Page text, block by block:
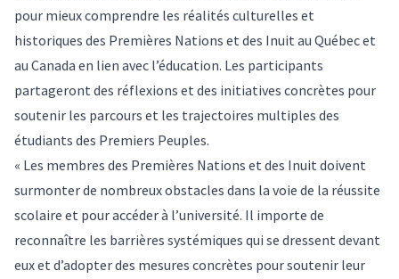
pour mieux comprendre les réalités culturelles et
historiques des Premières Nations et des Inuit au Québec et
au Canada en lien avec l’éducation. Les participants
partageront des réflexions et des initiatives concrètes pour
soutenir les parcours et les trajectoires multiples des
étudiants des Premiers Peuples.
« Les membres des Premières Nations et des Inuit doivent
surmonter de nombreux obstacles dans la voie de la réussite
scolaire et pour accéder à l’université. Il importe de
reconnaître les barrières systémiques qui se dressent devant
eux et d’adopter des mesures concrètes pour soutenir leur